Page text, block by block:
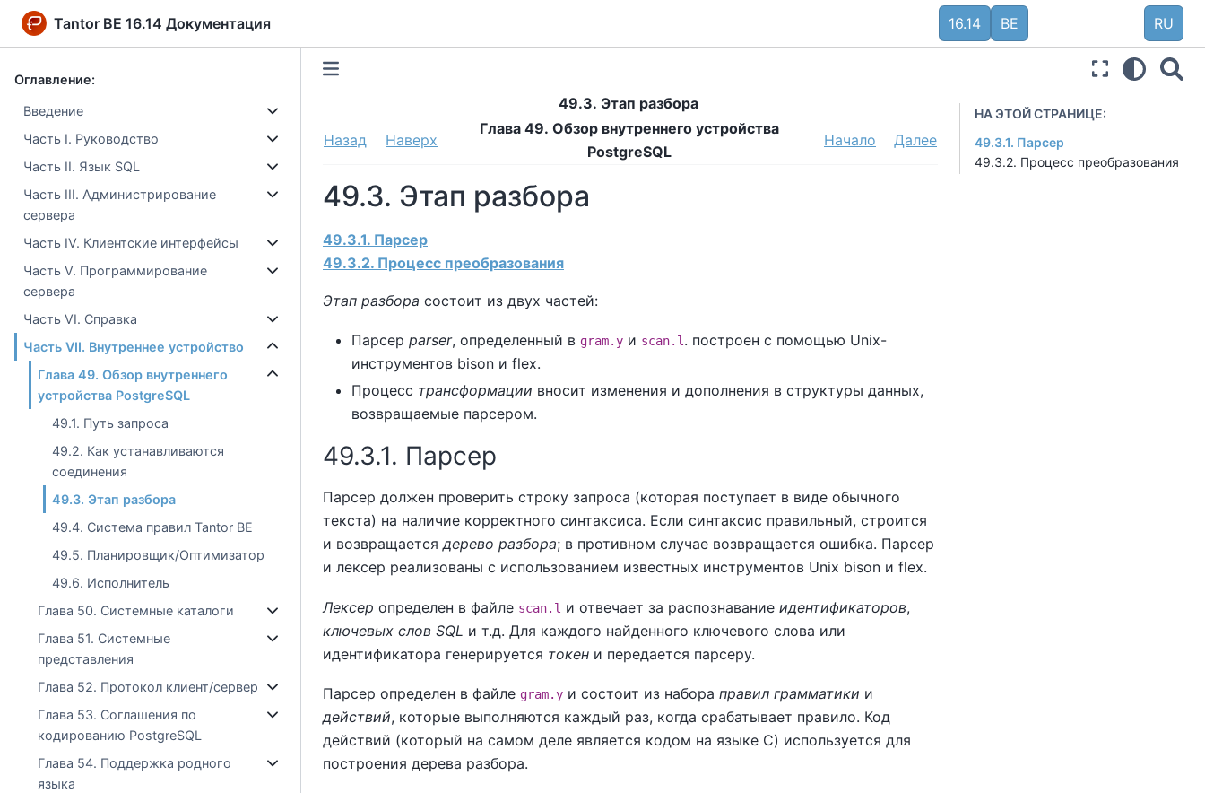
Tantor BE 16.14 Документация 16.14 BE RU
Оглавление:
Введение
Часть I. Руководство
Часть II. Язык SQL
Часть III. Администрирование
сервера
Часть IV. Клиентские интерфейсы
Часть V. Программирование
сервера
Часть VI. Справка
Часть VII. Внутреннее устройство
Глава 49. Обзор внутреннего
устройства PostgreSQL
49.1. Путь запроса
49.2. Как устанавливаются
соединения
49.3. Этап разбора
49.4. Система правил Tantor BE
49.5. Планировщик/Оптимизатор
49.6. Исполнитель
Глава 50. Системные каталоги
Глава 51. Системные
представления
Глава 52. Протокол клиент/сервер
Глава 53. Соглашения по
кодированию PostgreSQL
Глава 54. Поддержка родного
языка
НА ЭТОЙ СТРАНИЦЕ:
49.3.1. Парсер
49.3.2. Процесс преобразования
49.3. Этап разбора
Назад Наверх
Глава 49. Обзор внутреннего устройства
PostgreSQL
Начало Далее
49.3. Этап разбора
49.3.1. Парсер
49.3.2. Процесс преобразования
Этап разбора состоит из двух частей:
Парсер parser, определенный в gram.y и scan.l . построен с помощью Unix-
инструментов bison и flex.
Процесс трансформации вносит изменения и дополнения в структуры данных,
возвращаемые парсером.
49.3.1. Парсер
Парсер должен проверить строку запроса (которая поступает в виде обычного
текста) на наличие корректного синтаксиса. Если синтаксис правильный, строится
и возвращаетсядерево разбора; в противном случае возвращается ошибка. Парсер
и лексер реализованы с использованием известных инструментов Unix bison и flex.
Лексер определен в файле scan.l и отвечает за распознавание идентификаторов,
ключевых слов SQL и т.д. Для каждого найденного ключевого слова или
идентификатора генерируется токен и передается парсеру.
Парсер определен в файле gram.y и состоит из набора правил грамматики и
действий, которые выполняются каждый раз, когда срабатывает правило. Код
действий (который на самом деле является кодом на языке C) используется для
построения дерева разбора.